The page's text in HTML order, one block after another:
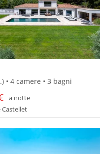
• 4 camere • 3 bagni
a notte
Castellet